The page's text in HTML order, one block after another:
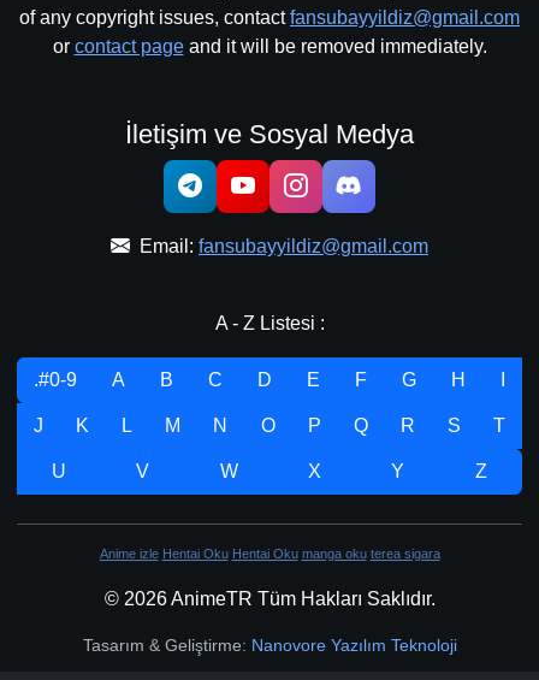
of any copyright issues, contactfansubayyildiz@gmail.com
or contact pageand it will be removed immediately.
İletişim ve Sosyal Medya
Email: fansubayyildiz@gmail.com
A - Z Listesi :
.#0-9 A B C D E F G H
J K L M N O P Q R S T
U V W X Y Z
Anime izle Hentai Oku Hentai Oku manga oku terea sigara
© 2026 AnimeTR Tüm Hakları Saklıdır.
Tasarım & Geliştirme: Nanovore Yazılım Teknoloji